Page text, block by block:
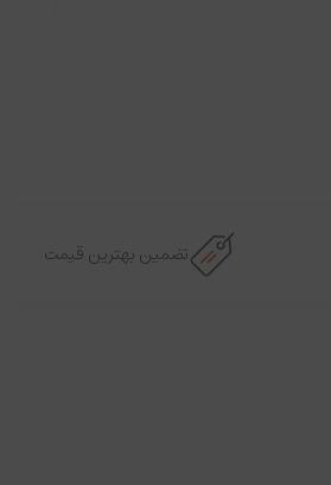
تضمین بهترین قیمت